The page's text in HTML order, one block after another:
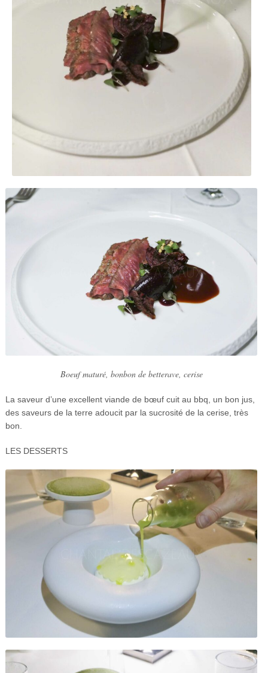
Boeuf maturé, bonbon de betterave, cerise
La saveur d’une excellent viande de bœuf cuit au bbq, un bon jus,
des saveurs de la terre adoucit par la sucrosité de la cerise, très
bon.
LES DESSERTS